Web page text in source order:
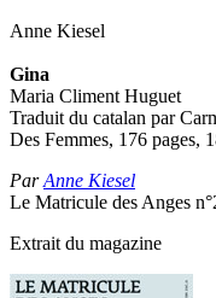
Anne Kiesel
Gina
Maria Climent Huguet
Traduit du catalan par
Des Femmes, 176 pages,
ParAnne Kiesel
Le Matricule des Anges
Extrait du magazine